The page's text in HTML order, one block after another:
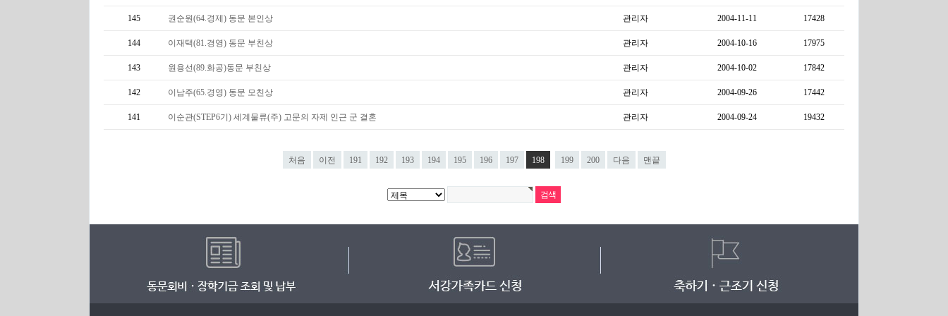
145 권순원(64.경제) 동문 본인상 관리자 2004-11-11 17428
144 이재택(81.경영) 동문 부친상 관리자 2004-10-16 17975
143 원용선(89.화공)동문 부친상 관리자 2004-10-02 17842
142 이남주(65.경영) 동문 모친상 관리자 2004-09-26 17442
141 이순관(STEP6기) 세계물류(주) 고문의 자제 인근 군 결혼 관리자 2004-09-24 19432
처음 이전 191 192 193 194 195 196 197 198 199 200 다음 맨끝